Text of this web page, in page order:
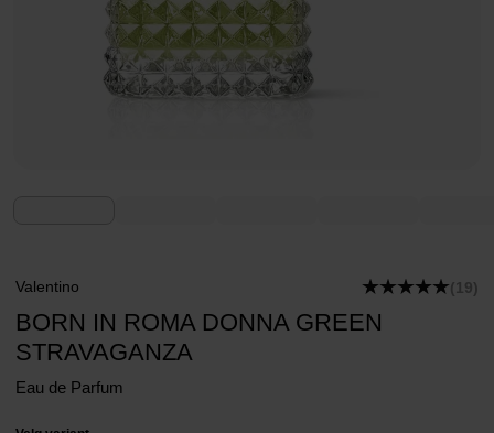
Valentino (19)
BORN IN ROMA DONNA GREEN
STRAVAGANZA
Eau de Parfum